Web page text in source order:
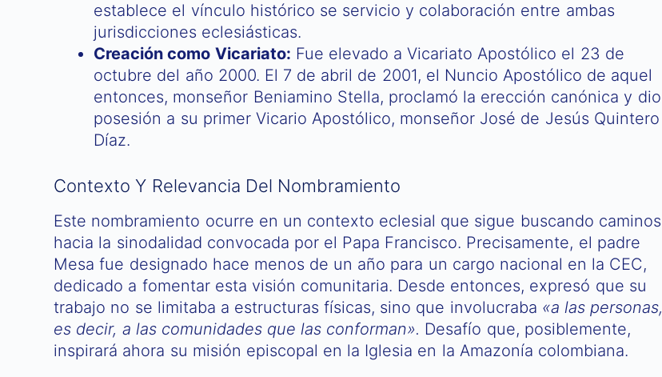
establece el vínculo histórico se servicio y colaboración entre ambas
jurisdicciones eclesiásticas.
Creación como Vicariato: Fue elevado a Vicariato Apostólico el 23 de
octubre del año 2000. El 7 de abril de 2001, el Nuncio Apostólico de aquel
entonces, monseñor Beniamino Stella, proclamó la erección canónica y dio
posesión a su primer Vicario Apostólico, monseñor José de Jesús Quintero
Díaz.
Contexto Y Relevancia Del Nombramiento
Este nombramiento ocurre en un contexto eclesial que sigue buscando caminos
hacia la sinodalidad convocada por el Papa Francisco. Precisamente, el padre
Mesa fue designado hace menos de un año para un cargo nacional en la CEC,
dedicado a fomentar esta visión comunitaria. Desde entonces, expresó que su
trabajo no se limitaba a estructuras físicas, sino que involucraba «a las personas,
es decir, a las comunidades que las conforman». Desafío que, posiblemente,
inspirará ahora su misión episcopal en la Iglesia en la Amazonía colombiana.